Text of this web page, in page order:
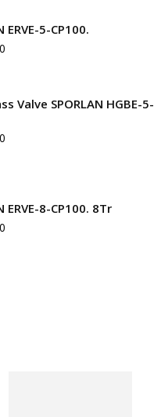
ERVE-5-CP100.
Valve SPORLAN HGBE-5-
ERVE-8-CP100. 8Tr